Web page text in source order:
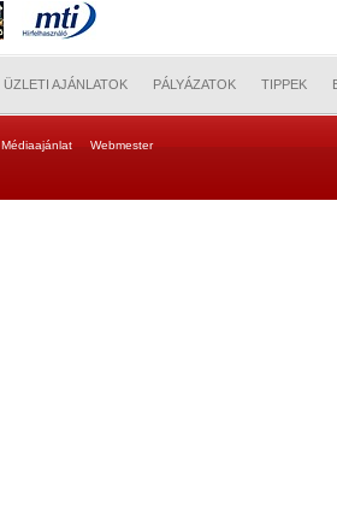
ÜZLETI AJÁNLATOK PÁLYÁZATOK TIPPEK
Médiaajánlat Webmester